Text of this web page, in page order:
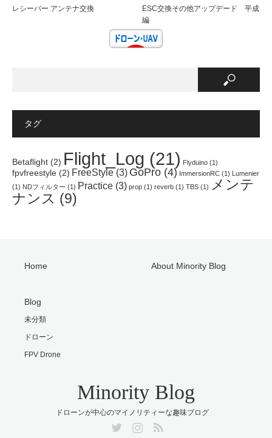
レシーバー アンテナ交換
ESC交換その他アップデード 平成
編
タグ
Betaflight (2) Flight_Log (21) Flyduino (1)
fpvfreestyle (2) FreeStyle(3) GoPro (4) ImmersionRC (1) Lumenier
(1) NDフィルター (1) Practice (3) prop (1) reverb (1) TBS (1)
メンテ
ナンス (9)
Home About Minority Blog
Blog
未分類
ドローン
FPV Drone
Minority Blog
ドローンが中心のマイノリティーな趣味ブログ